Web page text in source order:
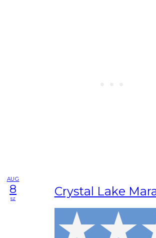
AUG
8
sz Crystal Lake